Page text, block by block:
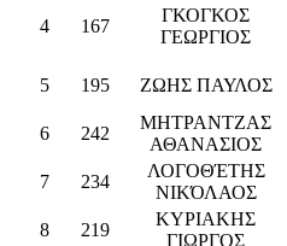
4 167
ΓΚΟΓΚΟΣ
ΓΕΩΡΓΙΟΣ
5 195 ΖΩΗΣ ΠΑΥΛΟΣ
6 242
ΜΗΤΡΑΝΤΖΑΣ
ΑΘΑΝΑΣΙΟΣ
7 234
ΛΟΓΟΘΈΤΗΣ
ΝΙΚΌΛΑΟΣ
8 219
ΚΥΡΙΑΚΗΣ
ΓΙΩΡΓΟΣ